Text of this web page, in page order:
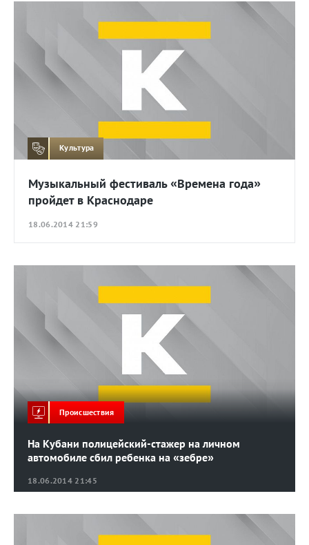
Культура
Музыкальный фестиваль «Времена года»
пройдет в Краснодаре
18.06.2014 21:59
18.06.2014 21:45
На Кубани полицейский-стажер на личном
автомобиле сбил ребенка на «зебре»
Происшествия